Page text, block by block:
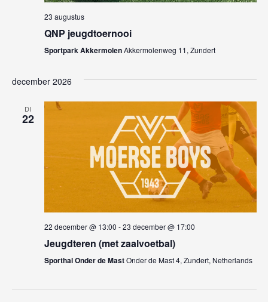
23 augustus
QNP jeugdtoernooi
Sportpark AkkermolenAkkermolenweg 11, Zundert
december 2026
DI
22
22 december @ 13:00 -23 december @ 17:00
Jeugdteren (met zaalvoetbal)
Sporthal Onder de MastOnder de Mast 4, Zundert, Netherlands